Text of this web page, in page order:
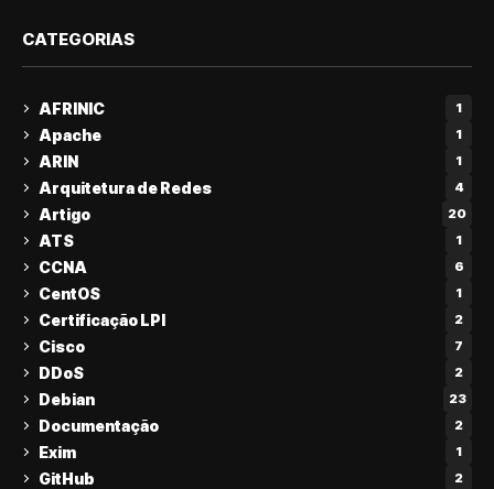
CATEGORIAS
AFRINIC 1
Apache 1
ARIN 1
Arquitetura de Redes 4
Artigo 20
ATS 1
CCNA 6
CentOS 1
Certificação LPI 2
Cisco 7
DDoS 2
Debian 23
Documentação 2
Exim 1
GitHub 2